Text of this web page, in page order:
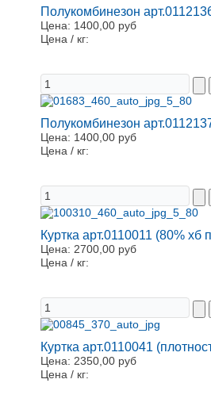
Полукомбинезон
Цена: 1400,00 руб
Цена / кг:
Полукомбинезон
Цена: 1400,00 руб
Цена / кг:
Куртка арт.0110011 (80% хб
Цена: 2700,00 руб
Цена / кг:
Куртка арт.0110041
Цена: 2350,00 руб
Цена / кг: